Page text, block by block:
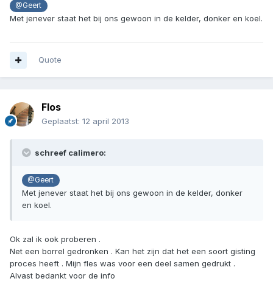
@Geert
Met jenever staat het bij ons gewoon in de kelder, donker en koel.
Quote
Flos
Geplaatst: 12 april 2013
schreef calimero:
@Geert
Met jenever staat het bij ons gewoon in de kelder, donker
en koel.
Ok zal ik ook proberen .
Net een borrel gedronken . Kan het zijn dat het een soort gisting
proces heeft . Mijn fles was voor een deel samen gedrukt .
Alvast bedankt voor de info